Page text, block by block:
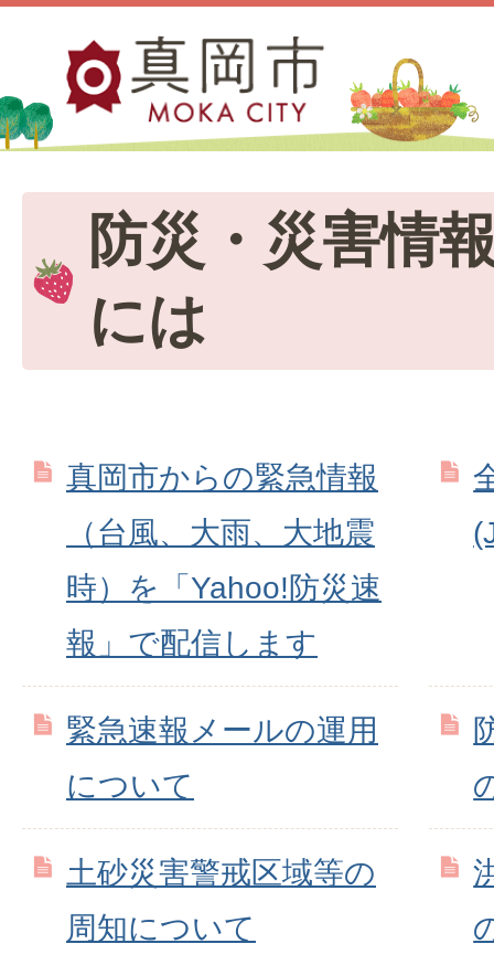
防災・災害情
には
真岡市からの緊急情報
（台風、大雨、大地震
時）を「Yahoo!防災速
報」で配信します
緊急速報メールの運用
について
土砂災害警戒区域等の
周知について